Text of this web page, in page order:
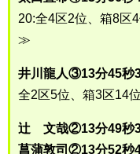
20:全4区2位、箱8区
≫
井川龍人③13分45秒
全2区5位、箱3区14
辻 文哉②13分49秒
菖蒲敦司②13分52秒